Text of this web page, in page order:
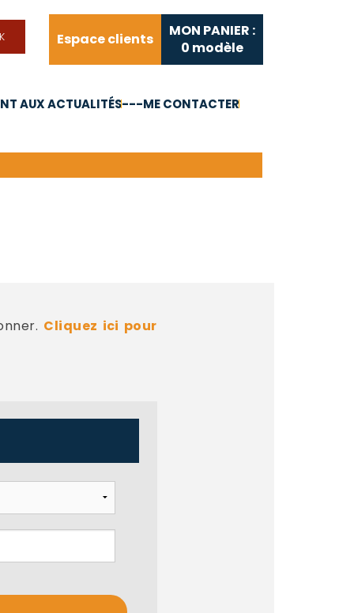
Espace clients
MON PANIER :
0 modèle
AUX ACTUALITÉS---ME CONTACTER
Cliquez ici pour